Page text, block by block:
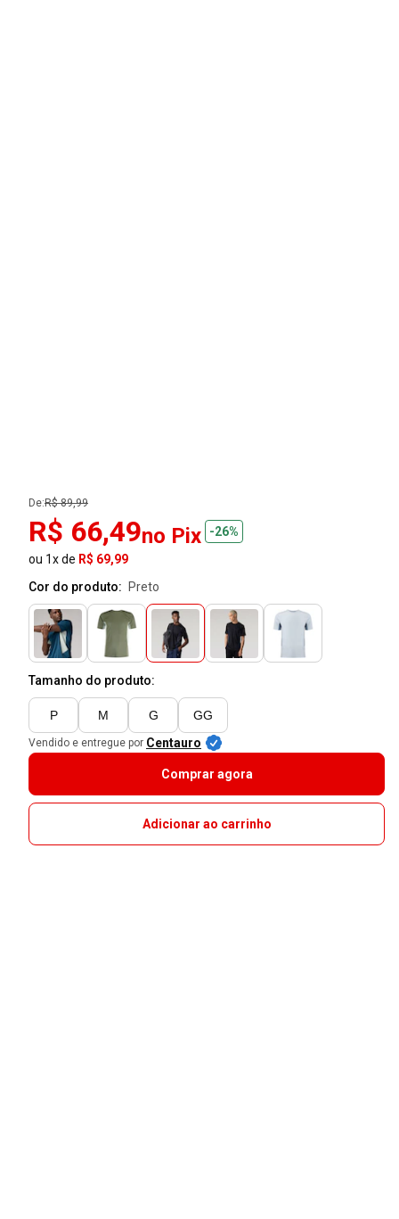
De:R$ 89,99
R$ 66,49no Pix
-26%
ou 1x de R$ 69,99
Cor do produto:
preto
Tamanho do produto:
P M G GG
Vendido e entregue por Centauro
Comprar agora
Adicionar ao carrinho